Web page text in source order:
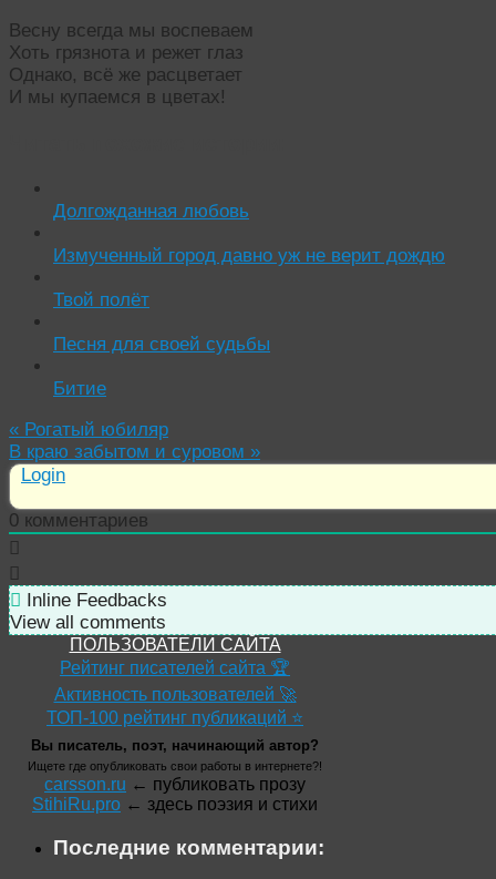
Весну всегда мы воспеваем
Хоть грязнота и режет глаз
Однако, всё же расцветает
И мы купаемся в цветах!
Долгожданная любовь
Измученный город давно уж не верит дождю
Твой полёт
Песня для своей судьбы
Битие
« Рогатый юбиляр
В краю забытом и суровом »
Login
0 комментариев
Inline Feedbacks
View all comments
ПОЛЬЗОВАТЕЛИ САЙТА
Рейтинг писателей сайта 🏆
Активность пользователей 🚀
ТОП-100 рейтинг публикаций ⭐
Вы писатель, поэт, начинающий автор?
Ищете где опубликовать свои работы в интернете?!
carsson.ru ← публиковать прозу
StihiRu.pro ← здесь поэзия и стихи
Последние комментарии: